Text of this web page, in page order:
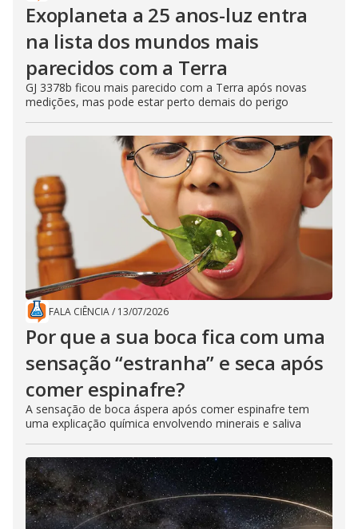
Exoplaneta a 25 anos-luz entra
na lista dos mundos mais
parecidos com a Terra
GJ 3378b ficou mais parecido com a Terra após novas
medições, mas pode estar perto demais do perigo
FALA CIÊNCIA/ 13/07/2026
Por que a sua boca fica com uma
sensação “estranha” e seca após
comer espinafre?
A sensação de boca áspera após comer espinafre tem
uma explicação química envolvendo minerais e saliva